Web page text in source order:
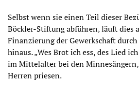
Selbst wenn sie einen Teil dieser
Böckler-Stiftung abführen, läuft dies
Finanzierung der Gewerkschaft
hinaus. „Wes Brot ich ess, des Lied
im Mittelalter bei den
Herren priesen.